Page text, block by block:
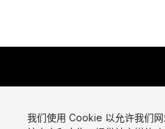
我们使用 Cookie 以允许我们